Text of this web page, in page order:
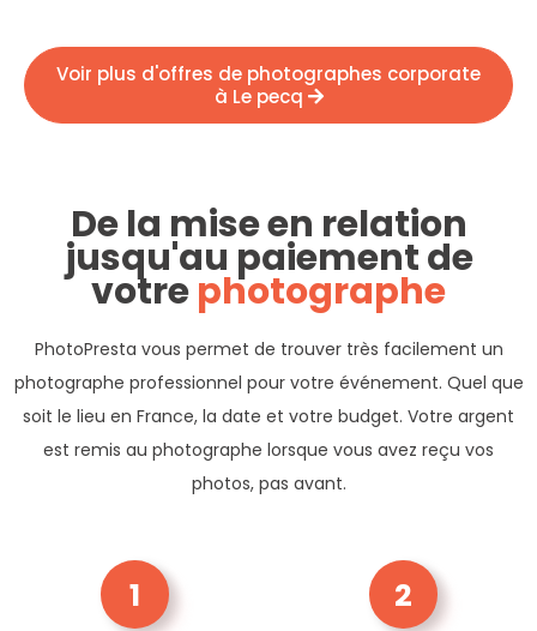
Voir plus d'offres de photographes corporate
à Le pecq
De la mise en relation
jusqu'au paiement de
votrephotographe
PhotoPresta vous permet de trouver très facilement un
photographe professionnel pour votre événement. Quel que
soit le lieu en France, la date et votre budget. Votre argent
est remis au photographe lorsque vous avez reçu vos
photos, pas avant.
1 2